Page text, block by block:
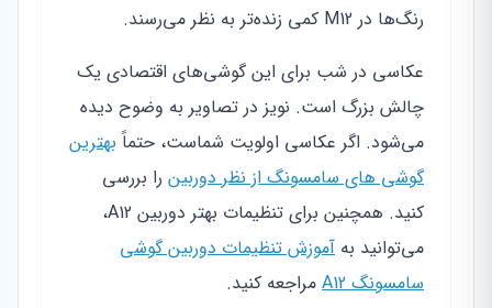
رنگ‌ها در M12 کمی زنده‌تر به نظر می‌رسند.
عکاسی در شب برای این گوشی‌های اقتصادی یک
چالش بزرگ است. نویز در تصاویر به وضوح دیده
می‌شود. اگر عکاسی اولویت شماست، حتماً بهترین
گوشی های سامسونگ از نظر دوربین را بررسی
کنید. همچنین برای تنظیمات بهتر دوربین A12،
می‌توانید به آموزش تنظیمات دوربین گوشی
سامسونگ A12
مراجعه کنید.